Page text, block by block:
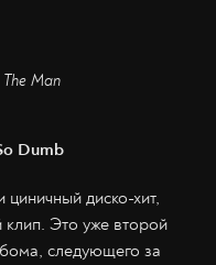
Man
Dumb
диско-хит,
Это уже второй
следующего за